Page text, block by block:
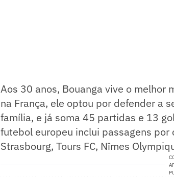
Aos 30 anos, Bouanga vive o melhor
na França, ele optou por defender a
família, e já soma 45 partidas e 13
futebol europeu inclui passagens
Strasbourg, Tours FC, Nîmes